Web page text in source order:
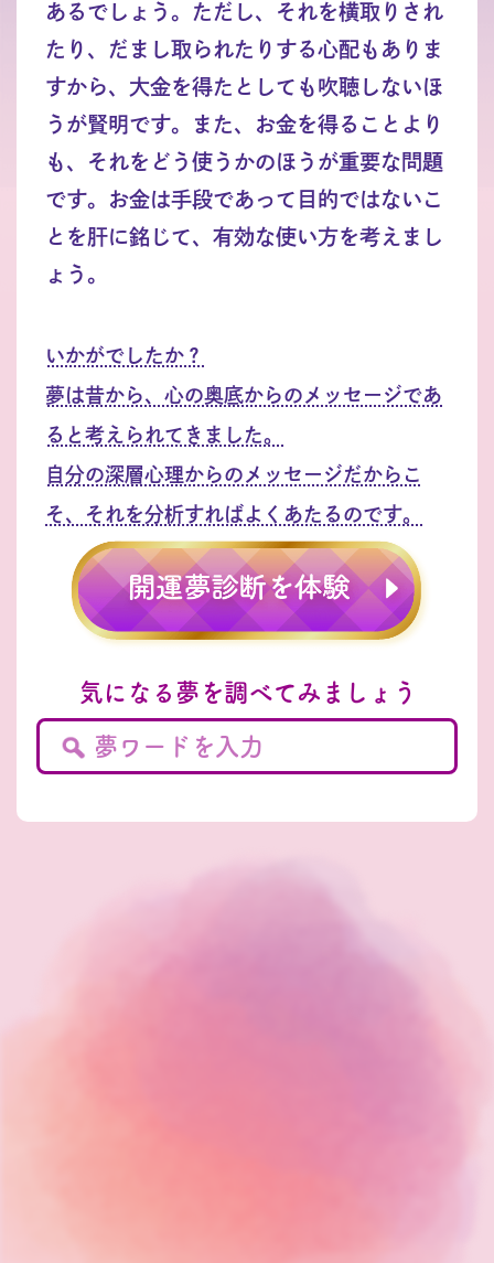
あるでしょう。ただし、それを横取りされ
たり、だまし取られたりする心配もありま
すから、大金を得たとしても吹聴しないほ
うが賢明です。また、お金を得ることより
も、それをどう使うかのほうが重要な問題
です。お金は手段であって目的ではないこ
とを肝に銘じて、有効な使い方を考えまし
ょう。
いかがでしたか？
夢は昔から、心の奥底からのメッセージであ
ると考えられてきました。
自分の深層心理からのメッセージだからこ
そ、それを分析すればよくあたるのです。
気になる夢を調べてみましょう